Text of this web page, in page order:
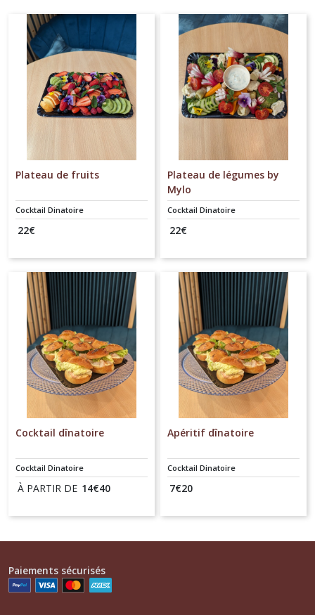
Plateau de fruits
Cocktail Dinatoire
22€
Plateau de légumes by
Mylo
Cocktail Dinatoire
22€
Cocktail dînatoire
Cocktail Dinatoire
À PARTIR DE 14€40
Apéritif dînatoire
Cocktail Dinatoire
7€20
Paiements sécurisés